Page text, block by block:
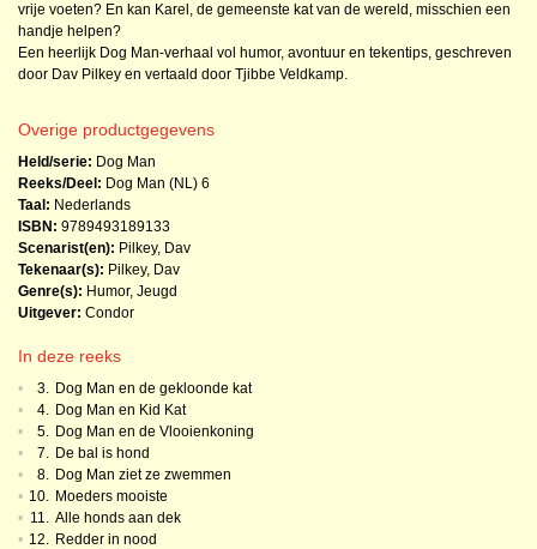
vrije voeten? En kan Karel, de gemeenste kat van de wereld, misschien een
handje helpen?
Een heerlijk Dog Man-verhaal vol humor, avontuur en tekentips, geschreven
door Dav Pilkey en vertaald door Tjibbe Veldkamp.
Overige productgegevens
Held/serie: Dog Man
Reeks/Deel: Dog Man (NL) 6
Taal: Nederlands
ISBN: 9789493189133
Scenarist(en): Pilkey, Dav
Tekenaar(s): Pilkey, Dav
Genre(s): Humor, Jeugd
Uitgever: Condor
In deze reeks
• 3. Dog Man en de gekloonde kat
•
4. Dog Man en Kid Kat
•
5. Dog Man en de Vlooienkoning
•
7. De bal is hond
•
8. Dog Man ziet ze zwemmen
• 10. Moeders mooiste
• 11. Alle honds aan dek
• 12. Redder in nood